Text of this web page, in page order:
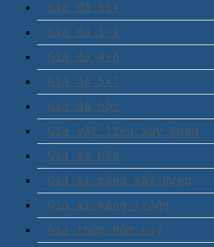
Giá đá 0x4
Giá đá 1×2
Giá đá 4×6
Giá đá 5×7
Giá đá hộc
Giá vật liệu xây dựng
Giá xà bần
Giá xi măng xây dựng
Giá xi măng trắng
Giá thép hôm nay